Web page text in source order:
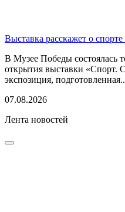
Выставка расскажет о
В Музее Победы состоялась
открытия выставки «Спорт.
экспозиция,
07.08.2026
Лента новостей